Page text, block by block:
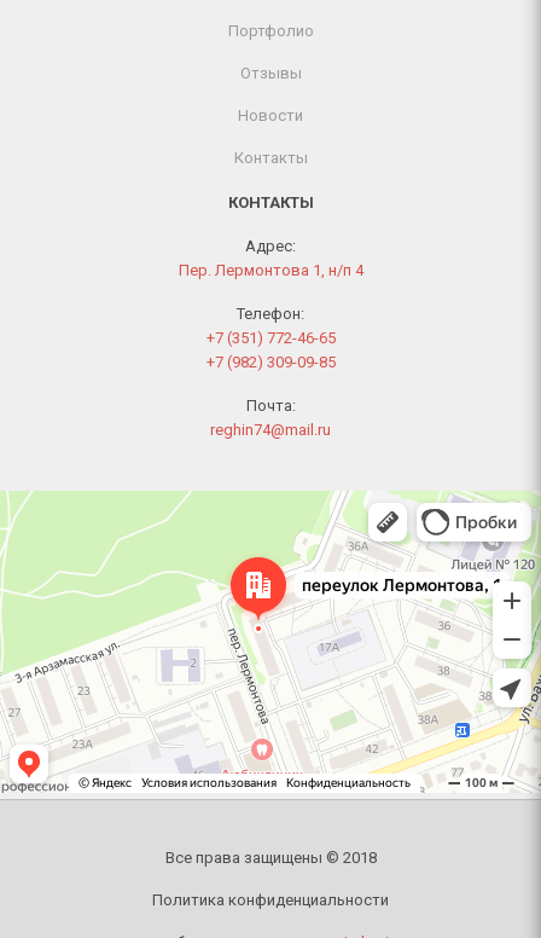
Портфолио
Отзывы
Новости
Контакты
КОНТАКТЫ
Адрес:
Пер. Лермонтова 1, н/п 4
Телефон:
+7 (351) 772-46-65
+7 (982) 309-09-85
Почта:
reghin74@mail.ru
Челябинск
Переулок Лермонтова, 1 — Яндекс Карты
Все права защищены © 2018
Политика конфиденциальности